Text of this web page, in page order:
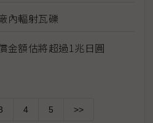
內輻射瓦礫
金額估將超過1兆日圓
4 5 >>